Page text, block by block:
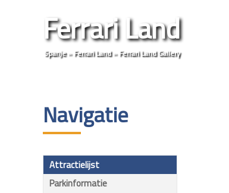
Ferrari Land
Spanje»Ferrari Land»Ferrari Land Gallery
Navigatie
Attractielijst
Parkinformatie